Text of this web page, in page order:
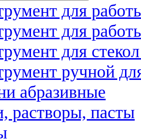
для
для
для
ручной
абразивные
растворы, пасты